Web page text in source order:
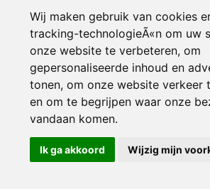
Wij maken gebruik van cookies
tracking-technologieÃ«n om uw
onze website te verbeteren, om
gepersonaliseerde inhoud en
tonen, om onze website verkeer
en om te begrijpen waar onze
vandaan komen.
Ik ga akkoord Wijzig mijn
© 2000-2026 UFE Media:
Partners:Autowereld.com